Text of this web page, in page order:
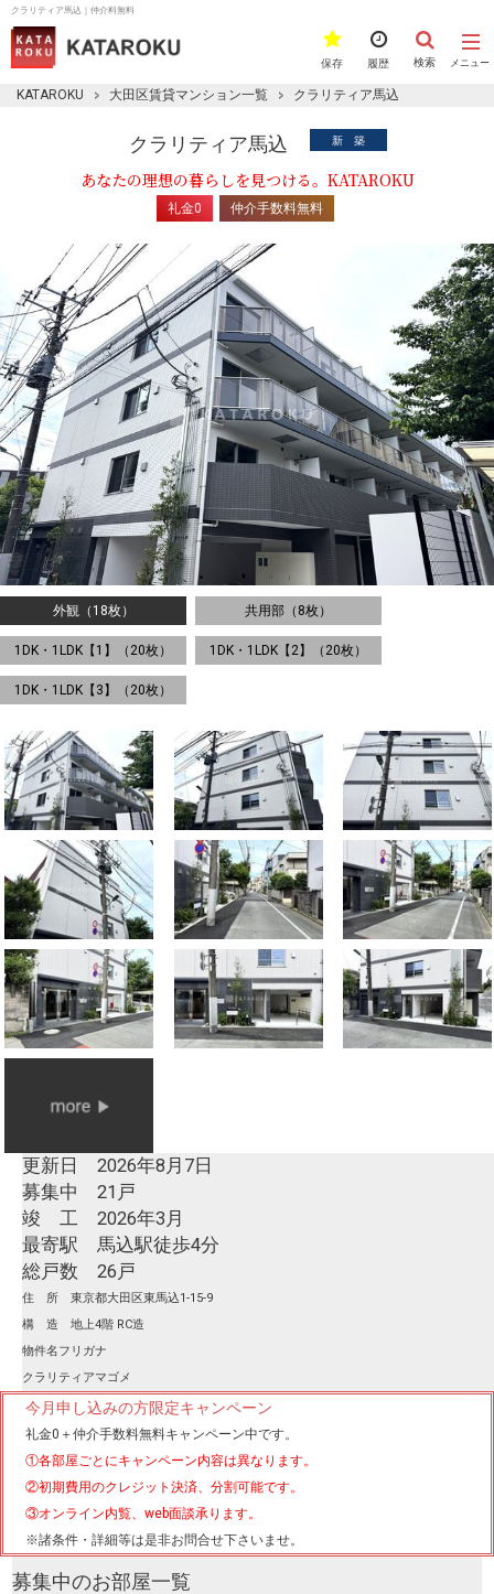
クラリティア馬込｜仲介料無料
メニュー
検索
履歴
保存
KATAROKU 大田区賃貸マンション一覧 クラリティア馬込
クラリティア馬込 新 築
あなたの理想の暮らしを見つける。KATAROKU
礼金0 仲介手数料無料
外観（18枚） 共用部（8枚）
1DK・1LDK【1】（20枚） 1DK・1LDK【2】（20枚）
1DK・1LDK【3】（20枚）
更新日 2026年8月7日
募集中 21戸
竣 工 2026年3月
最寄駅 馬込駅徒歩4分
総戸数 26戸
住 所 東京都大田区東馬込1-15-9
構 造 地上4階 RC造
物件名フリガナ
クラリティアマゴメ
今月申し込みの方限定キャンペーン
礼金0 ＋ 仲介手数料無料キャンペーン中です。
①各部屋ごとにキャンペーン内容は異なります。
②初期費用のクレジット決済、分割可能です。
③オンライン内覧、web面談承ります。
※諸条件・詳細等は是非お問合せ下さいませ。
募集中のお部屋一覧